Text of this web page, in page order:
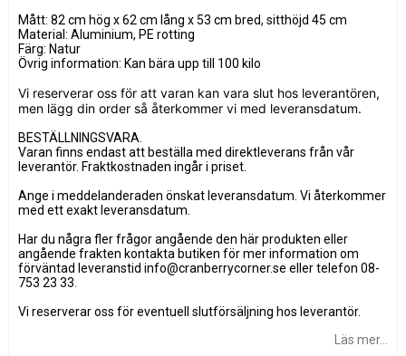
Mått: 82 cm hög x 62 cm lång x 53 cm bred, sitthöjd 45 cm
Material: Aluminium, PE rotting
Färg: Natur
Övrig information: Kan bära upp till 100 kilo
Vi reserverar oss för att varan kan vara slut hos leverantören,
men lägg din order så återkommer vi med leveransdatum.
BESTÄLLNINGSVARA.
Varan finns endast att beställa med direktleverans från vår
leverantör. Fraktkostnaden ingår i priset.
Ange i meddelanderaden önskat leveransdatum. Vi återkommer
med ett exakt leveransdatum.
Har du några fler frågor angående den här produkten eller
angående frakten kontakta butiken för mer information om
förväntad leveranstid info@cranberrycorner.se eller telefon 08-
753 23 33.
Vi reserverar oss för eventuell slutförsäljning hos leverantör.
Läs mer...